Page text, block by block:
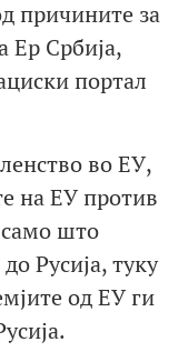
причините за
Ер Србија,
портал
во ЕУ,
на ЕУ против
што
Русија, туку
од ЕУ ги